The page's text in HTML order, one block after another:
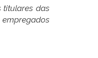
titulares das